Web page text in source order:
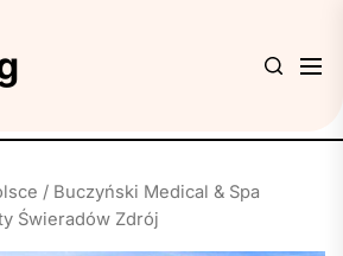
/ Buczyński Medical & Spa
Świeradów Zdrój